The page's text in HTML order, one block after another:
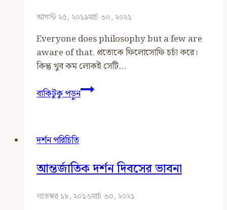
আগস্ট ২৫, ২০১৯মার্চ ৩০, ২০২১
Everyone does philosophy but a few are
aware of that. প্রত্যেকে ফিলোসোফি চর্চা করে।
কিন্তু খুব কম লোকই সেটি…
বাকিটুকু পড়ুনফিলোসফির
প্রয়োজনীয়তা
দর্শন পরিচিতি
আন্তর্জাতিক দর্শন দিবসের ভাবনা
নভেম্বর ১৮, ২০১৬মার্চ ৩০, ২০২১